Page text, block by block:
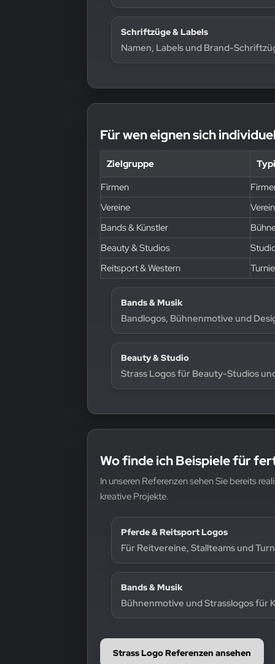
Schriftzüge & Labels
Namen, Labels und Brand-
Für wen eignen sich
Zielgruppe
Firmen
Vereine
Bands & Künstler
Beauty & Studios
Reitsport & Western
Bands & Musik
Bandlogos, Bühnenmotive und
Beauty & Studio
Strass Logos für Beauty-Studios
Wo finde ich Beispiele für
In unseren Referenzen sehen Sie bereits
kreative Projekte.
Pferde & Reitsport Logos
Für Reitvereine, Stallteams und
Bands & Musik
Bühnenmotive und Strasslogos für
Strass Logo Referenzen ansehen